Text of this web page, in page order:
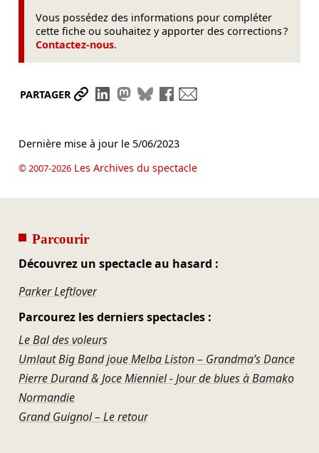
Vous possédez des informations pour compléter
cette fiche ou souhaitez y apporter des corrections ?
Contactez-nous.
PARTAGER Partager le lien
Partager sur LinkedIn
Partager sur Mastodon
Partager sur Bluesky
Partager sur Facebook
Dernière mise à jour le 5/06/2023
© 2007-2026Les Archives du spectacle
Parcourir
Découvrez un spectacle au hasard :
Parker Leftlover
Parcourez les derniers spectacles :
Le Bal des voleurs
Umlaut Big Band joue Melba Liston – Grandma’s Dance
Pierre Durand & Joce Mienniel - Jour de blues à Bamako
Normandie
Grand Guignol – Le retour